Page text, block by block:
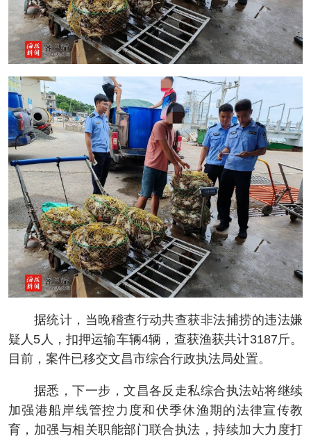
据统计，当晚稽查行动共查获非法捕捞的违法嫌
疑人5人，扣押运输车辆4辆，查获渔获共计3187斤。
目前，案件已移交文昌市综合行政执法局处置。
据悉，下一步，文昌各反走私综合执法站将继续
加强港船岸线管控力度和伏季休渔期的法律宣传教
育，加强与相关职能部门联合执法，持续加大力度打